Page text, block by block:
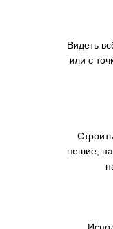
Видеть
или с
пешие,